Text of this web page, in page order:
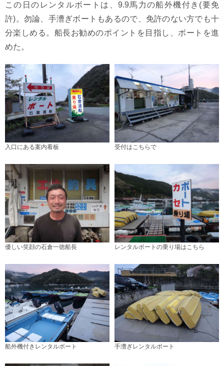
この日のレンタルボートは、9.9馬力の船外機付き(要免
許)。勿論、手漕ぎボートもあるので、免許のない方でも十
分楽しめる。船長お勧めのポイントを目指し、ボートを進
めた。
入口にある案内看板 受付はこちらで
優しい笑顔の石倉一徳船長 レンタルボートの乗り場はこちら
船外機付きレンタルボート 手漕ぎレンタルボート